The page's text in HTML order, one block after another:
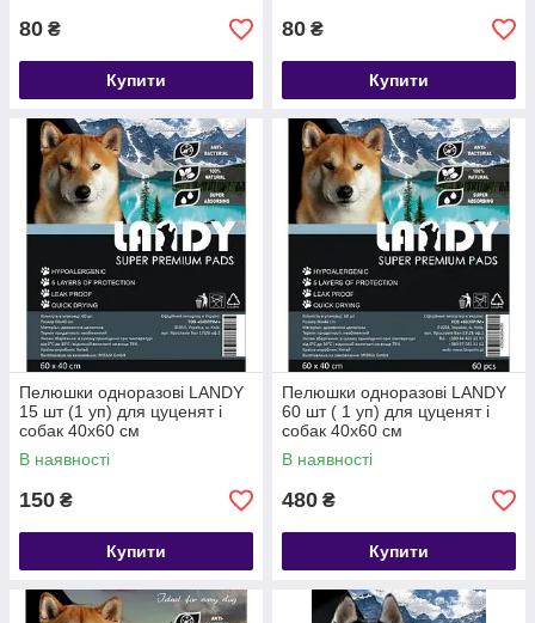
80 ₴
Купити
80 ₴
Купити
Пелюшки одноразові LANDY
15 шт (1 уп) для цуценят і
собак 40х60 см
В наявності
150 ₴
Купити
Пелюшки одноразові LANDY
60 шт ( 1 уп) для цуценят і
собак 40х60 см
В наявності
480 ₴
Купити